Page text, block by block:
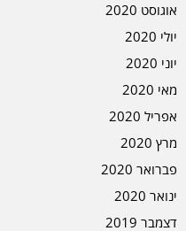
אוגוסט 2020
יולי 2020
יוני 2020
מאי 2020
אפריל 2020
מרץ 2020
פברואר 2020
ינואר 2020
דצמבר 2019